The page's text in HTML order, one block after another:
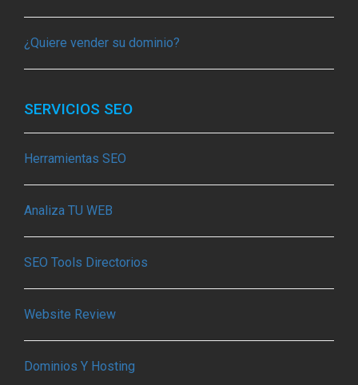
¿Quiere vender su dominio?
SERVICIOS SEO
Herramientas SEO
Analiza TU WEB
SEO Tools Directorios
Website Review
Dominios Y Hosting